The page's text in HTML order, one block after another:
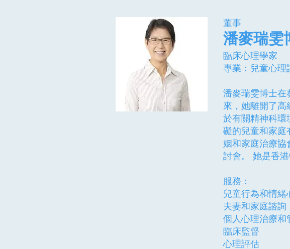
董事
潘麥瑞雯
臨床心理學家
專業：兒童心理
潘麥瑞雯博士在
來，她離開了
於有關精神科環
礙的兒童和家庭
姻和家庭治療協
討會。 她是香
服務：
兒童行為和情緒
夫妻和家庭諮詢
個人心理治療和
臨床監督
心理評估